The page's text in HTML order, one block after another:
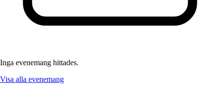
Inga evenemang hittades.
Visa alla evenemang